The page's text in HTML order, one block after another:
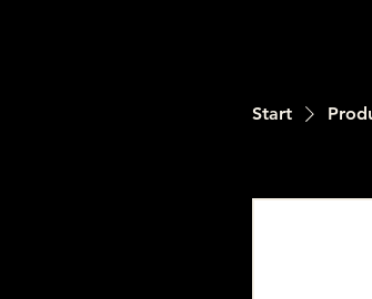
Start